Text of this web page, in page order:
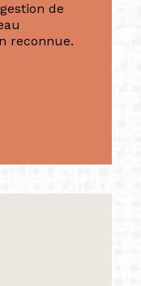
de
reconnue.